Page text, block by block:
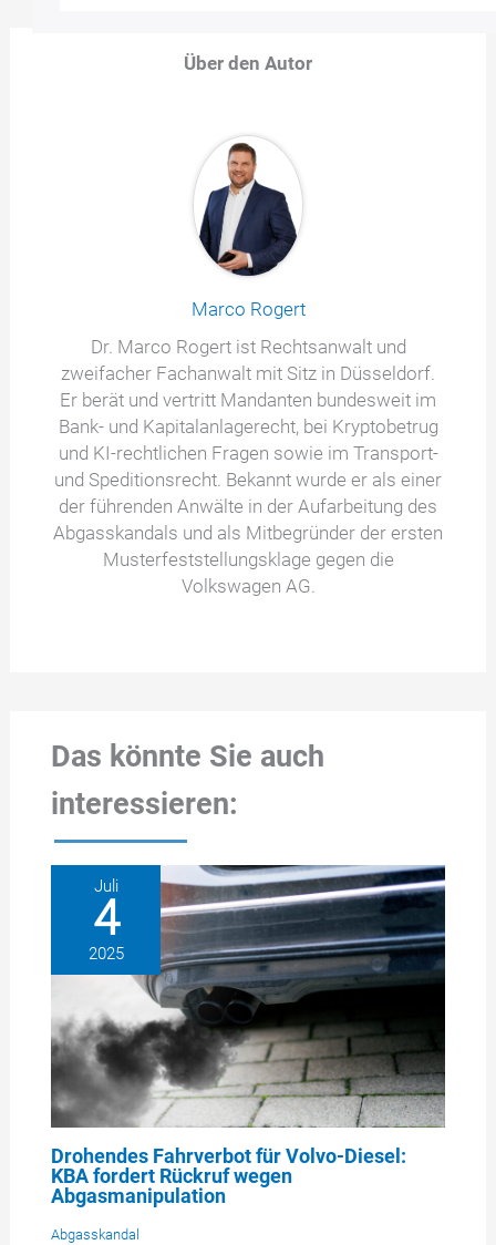
Über den Autor
Marco Rogert
Dr. Marco Rogert ist Rechtsanwalt und
zweifacher Fachanwalt mit Sitz in Düsseldorf.
Er berät und vertritt Mandanten bundesweit im
Bank- und Kapitalanlagerecht, bei Kryptobetrug
und KI-rechtlichen Fragen sowie im Transport-
und Speditionsrecht. Bekannt wurde er als einer
der führenden Anwälte in der Aufarbeitung des
Abgasskandals und als Mitbegründer der ersten
Musterfeststellungsklage gegen die
Volkswagen AG.
Das könnte Sie auch
interessieren:
Juli
4
2025
Drohendes Fahrverbot für Volvo-Diesel:
KBA fordert Rückruf wegen
Abgasmanipulation
Abgasskandal